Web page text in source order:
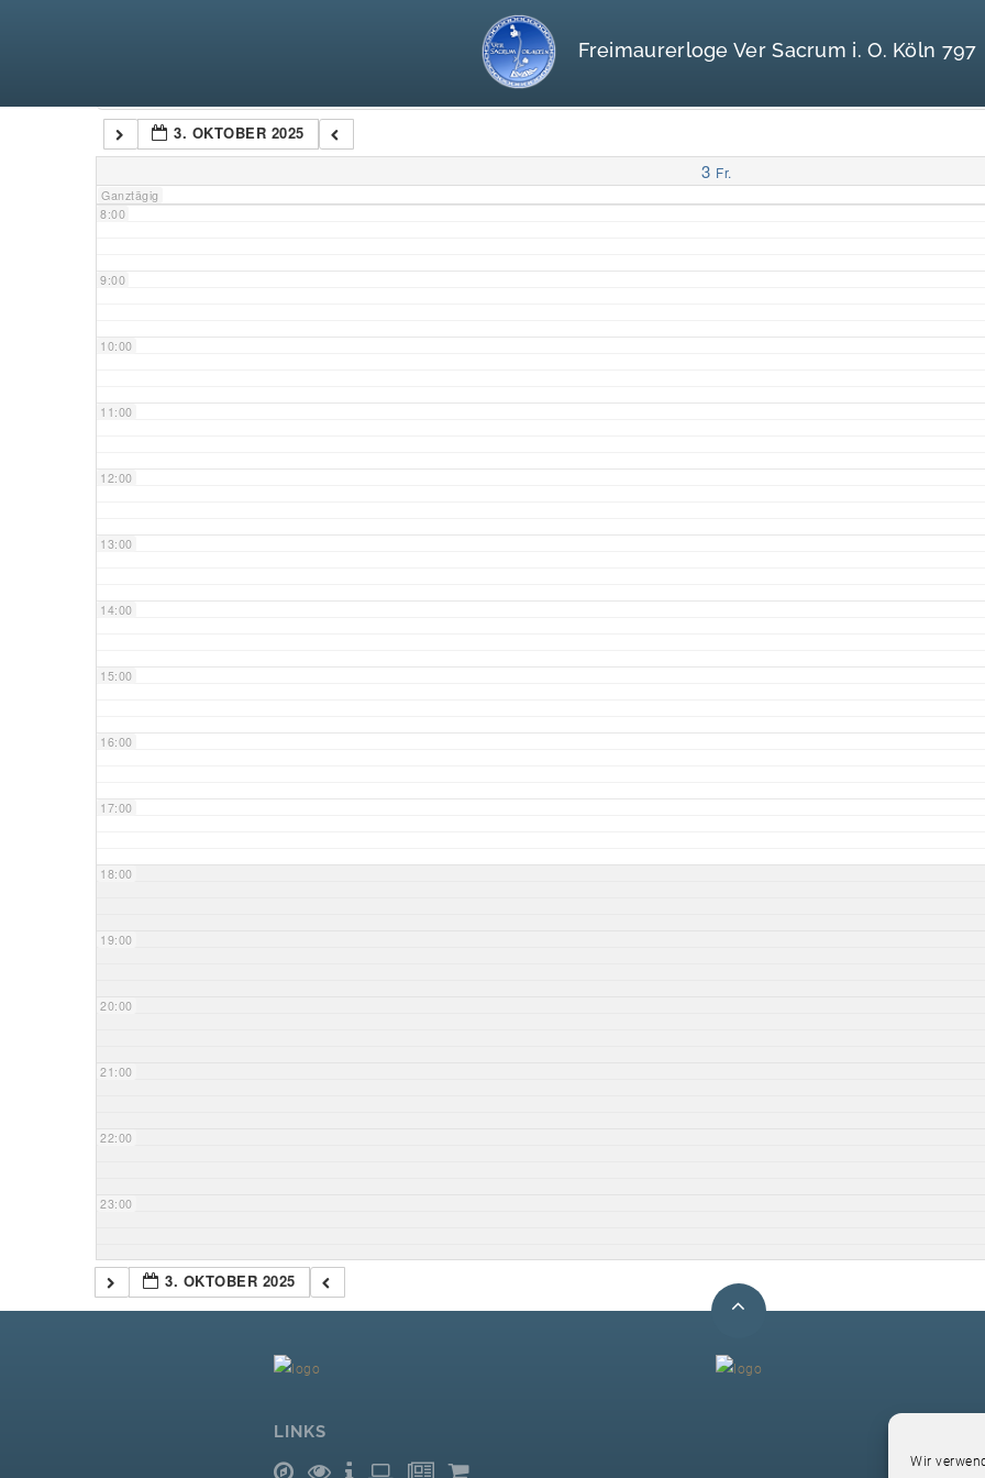
Wir
Freimaurerloge Ver Sacrum i. O. Köln 797
3. OKTOBER 2025
3 Fr.
Ganztägig
7:00
8:00
9:00
10:00
11:00
12:00
13:00
14:00
15:00
16:00
17:00
18:00
19:00
20:00
21:00
22:00
23:00
3. OKTOBER 2025
LINKS